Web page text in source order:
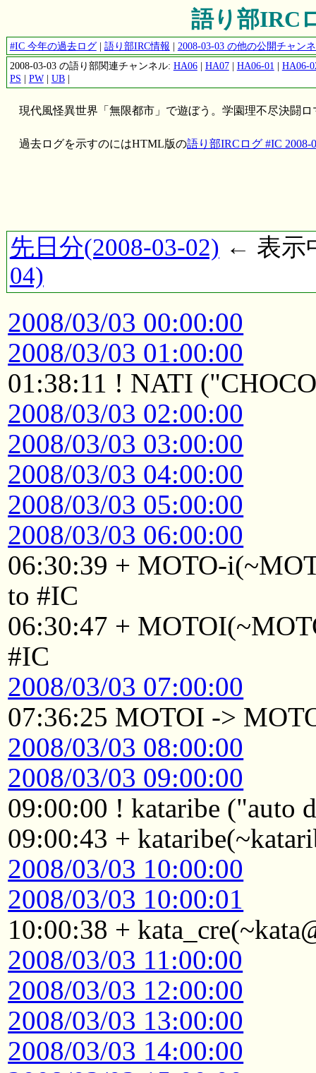
語り部IRC
#IC 今年の過去ログ| 語り部IRC情報 | 2008-03-03 の他の公開チャン
2008-03-03 の語り部関連チャンネル: HA06| HA07| HA06-01 | HA06-
PS | PW| UB|
現代風怪異世界「無限都市」で遊ぼう。学園理不尽決闘ロ
過去ログを示すのにはHTML版の語り部IRCログ #IC 2008-
先日分(2008-03-02) ← 表示
04)
2008/03/03 00:00:00
2008/03/03 01:00:00
01:38:11 ! NATI
2008/03/03 02:00:00
2008/03/03 03:00:00
2008/03/03 04:00:00
2008/03/03 05:00:00
2008/03/03 06:00:00
06:30:39 + MOTO-
to #IC
06:30:47 +
#IC
2008/03/03 07:00:00
07:36:25 MOTOI ->
2008/03/03 08:00:00
2008/03/03 09:00:00
09:00:00 ! kataribe ("auto
09:00:43 +
2008/03/03 10:00:00
2008/03/03 10:00:01
10:00:38 +
2008/03/03 11:00:00
2008/03/03 12:00:00
2008/03/03 13:00:00
2008/03/03 14:00:00